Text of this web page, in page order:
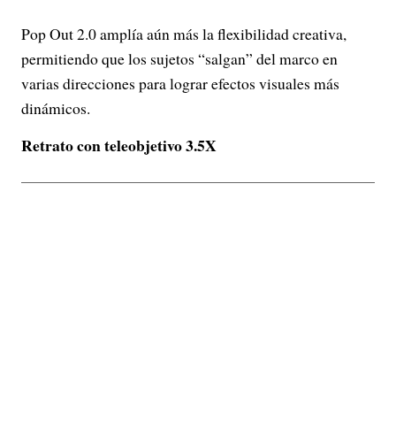
Pop Out 2.0 amplía aún más la flexibilidad creativa,
permitiendo que los sujetos “salgan” del marco en
varias direcciones para lograr efectos visuales más
dinámicos.
Retrato con teleobjetivo 3.5X